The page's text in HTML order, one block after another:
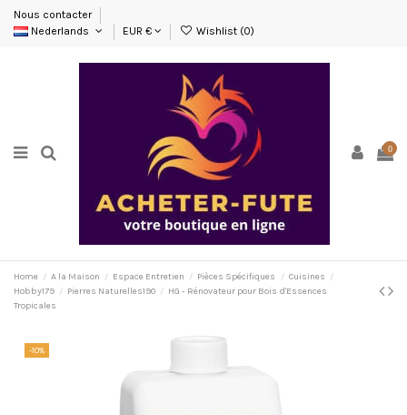
Nous contacter
Nederlands
EUR € Wishlist (0)
0
Home A la Maison Espace Entretien Pièces Spécifiques
Cuisines
Hobby179
Pierres Naturelles190
HG - Rénovateur pour Bois d'Essences
Tropicales
-10%